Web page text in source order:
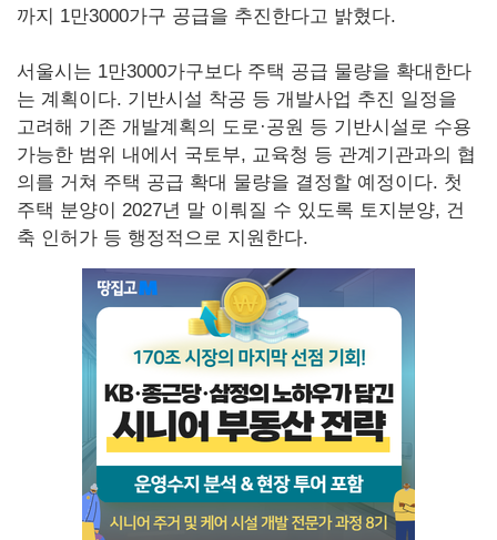
까지 1만3000가구 공급을 추진한다고 밝혔다.
서울시는 1만3000가구보다 주택 공급 물량을 확대한다
는 계획이다. 기반시설 착공 등 개발사업 추진 일정을
고려해 기존 개발계획의 도로·공원 등 기반시설로 수용
가능한 범위 내에서 국토부, 교육청 등 관계기관과의 협
의를 거쳐 주택 공급 확대 물량을 결정할 예정이다. 첫
주택 분양이 2027년 말 이뤄질 수 있도록 토지분양, 건
축 인허가 등 행정적으로 지원한다.